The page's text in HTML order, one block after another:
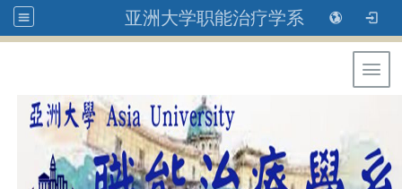
亚洲大学职能治疗学系